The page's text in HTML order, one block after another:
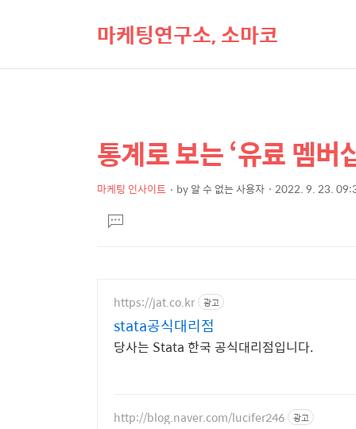
마케팅연구소, 소마코
상
세
컨
텐
본
문
제
통계로 보는 ‘유료 멤버
마케팅 인사이트 by알 수 없는 사용자 2022. 9. 23.
문댓
글
https://jat.co.kr 광고
stata공식대리점
당사는 Stata 한국 공식대리점입니다.
http://blog.naver.com/lucifer246 광고